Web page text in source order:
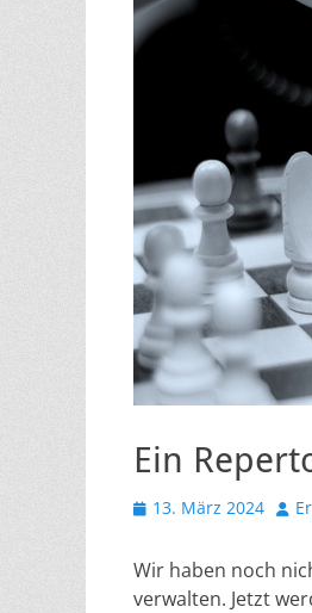
Ein
Veröffentlicht
13. März 2024
Wir haben noch
verwalten. Jetzt